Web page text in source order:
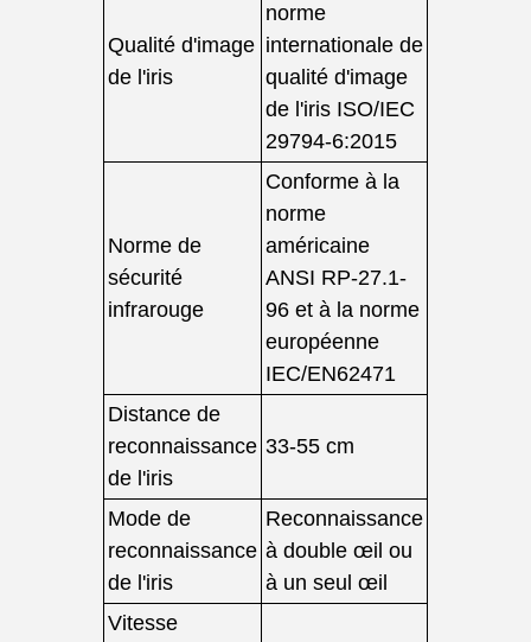
Qualité d'image
de l'iris
norme
internationale de
qualité d'image
de l'iris ISO/IEC
29794-6:2015
Norme de
sécurité
infrarouge
Conforme à la
norme
américaine
ANSI RP-27.1-
96 et à la norme
européenne
IEC/EN62471
Distance de
reconnaissance
de l'iris
33-55 cm
Mode de
reconnaissance
de l'iris
Reconnaissance
à double œil ou
à un seul œil
Vitesse